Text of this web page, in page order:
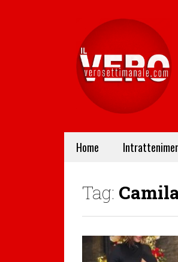
Home
Tag: